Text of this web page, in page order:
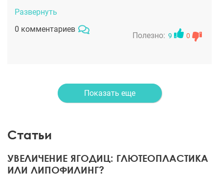
изюминку в выражение глаз. Не обычная
стандартная работа, а очень тонкая,
кропотливейшая. И приветливо каждый раз
кому не пойду, если задумаю ещё что-то сделать, -
только он. Спасибо Петрину!
Развернуть
0 комментариев
Полезно: 9 0
Показать еще
Статьи
УВЕЛИЧЕНИЕ ЯГОДИЦ: ГЛЮТЕОПЛАСТИКА
ИЛИ ЛИПОФИЛИНГ?